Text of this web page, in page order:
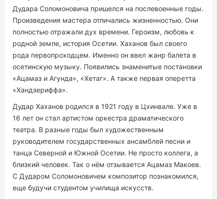
Дудара Соломоновича пришелся на послевоенные годы.
Произведения мастера отличались жизненностью. Они
полностью отражали дух времени. Героизм, любовь к
родной земле, история Осетии. Хаханов был своего
рода первопроходцем. Именно он ввел жанр балета в
осетинскую музыку. Появились знаменитые постановки
«Ацамаз и Агунда», «Хетаг». А также первая оперетта
«Хандзериффа».
Дудар Хаханов родился в 1921 году в Цхинвале. Уже в
16 лет он стал артистом оркестра драматического
театра. В разные годы был художественным
руководителем государственных ансамблей песни и
танца Северной и Южной Осетии. Не просто коллега, а
близкий человек. Так о нём отзывается Ацамаз Макоев.
С Дударом Соломоновичем композитор познакомился,
еще будучи студентом училища искусств.